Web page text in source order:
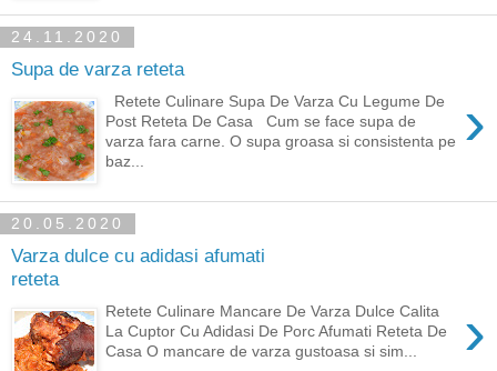
24.11.2020
Supa de varza reteta
›
Retete Culinare Supa De Varza Cu Legume De
Post Reteta De Casa Cum se face supa de
varza fara carne. O supa groasa si consistenta pe
baz...
20.05.2020
Varza dulce cu adidasi afumati
reteta
›
Retete Culinare Mancare De Varza Dulce Calita
La Cuptor Cu Adidasi De Porc Afumati Reteta De
Casa O mancare de varza gustoasa si sim...